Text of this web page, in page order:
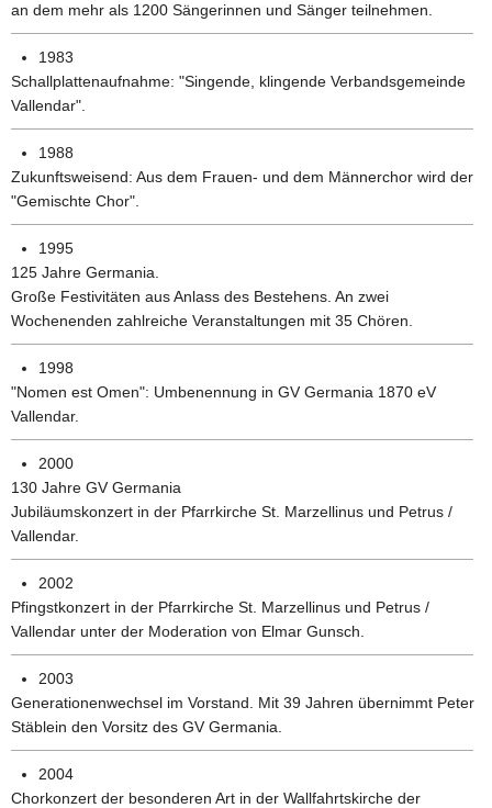
an dem mehr als 1200 Sängerinnen und Sänger teilnehmen.
1983
Schallplattenaufnahme: "Singende, klingende Verbandsgemeinde
Vallendar".
1988
Zukunftsweisend: Aus dem Frauen- und dem Männerchor wird der
"Gemischte Chor".
1995
125 Jahre Germania.
Große Festivitäten aus Anlass des Bestehens. An zwei
Wochenenden zahlreiche Veranstaltungen mit 35 Chören.
1998
"Nomen est Omen": Umbenennung in GV Germania 1870 eV
Vallendar.
2000
130 Jahre GV Germania
Jubiläumskonzert in der Pfarrkirche St. Marzellinus und Petrus /
Vallendar.
2002
Pfingstkonzert in der Pfarrkirche St. Marzellinus und Petrus /
Vallendar unter der Moderation von Elmar Gunsch.
2003
Generationenwechsel im Vorstand. Mit 39 Jahren übernimmt Peter
Stäblein den Vorsitz des GV Germania.
2004
Chorkonzert der besonderen Art in der Wallfahrtskirche der